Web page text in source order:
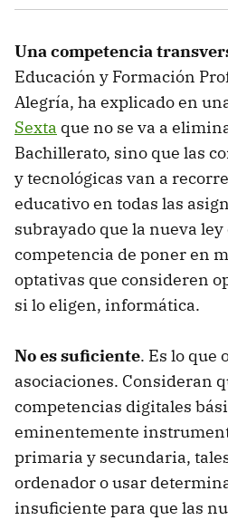
Una competencia
Educación y Formación
Alegría, ha explicado en
Sexta que no se va a
Bachillerato, sino que las
y tecnológicas van a
educativo en todas las
subrayado que la nueva ley
competencia de poner en
optativas que consideren
si lo eligen, informática.
No es suficiente. Es lo que
asociaciones. Consideran
competencias digitales
eminentemente
primaria y secundaria,
ordenador o usar
insuficiente para que las